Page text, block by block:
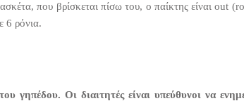
που βρίσκεται πίσω του, ο παίκτης είναι out
6 ρόνια.
γηπέδου. Οι διαιτητές είναι υπεύθυνοι να